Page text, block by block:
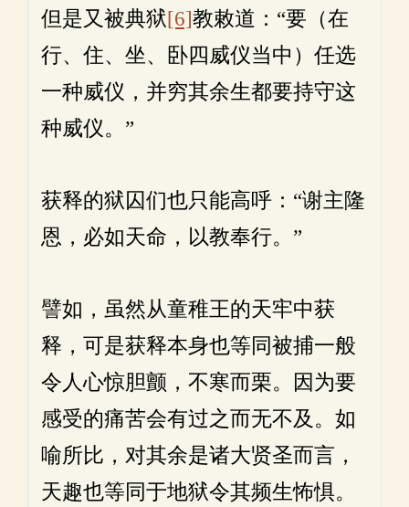
但是又被典狱[6]教敕道：“要（在
行、住、坐、卧四威仪当中）任选
一种威仪，并穷其余生都要持守这
种威仪。”
获释的狱囚们也只能高呼：“谢主隆
恩，必如天命，以教奉行。”
譬如，虽然从童稚王的天牢中获
释，可是获释本身也等同被捕一般
令人心惊胆颤，不寒而栗。因为要
感受的痛苦会有过之而无不及。如
喻所比，对其余是诸大贤圣而言，
天趣也等同于地狱令其频生怖惧。